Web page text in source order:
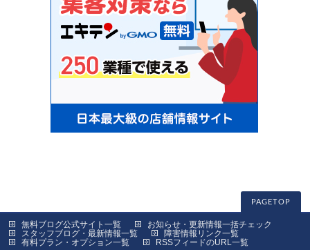
PAGETOP
無料ブログ公式サイト一覧
お知らせ・更新情報一括チェック
スタッフブログ・最新情報一覧
障害情報リンク一覧
有料プラン・オプション一覧
RSSフィードのURL一覧